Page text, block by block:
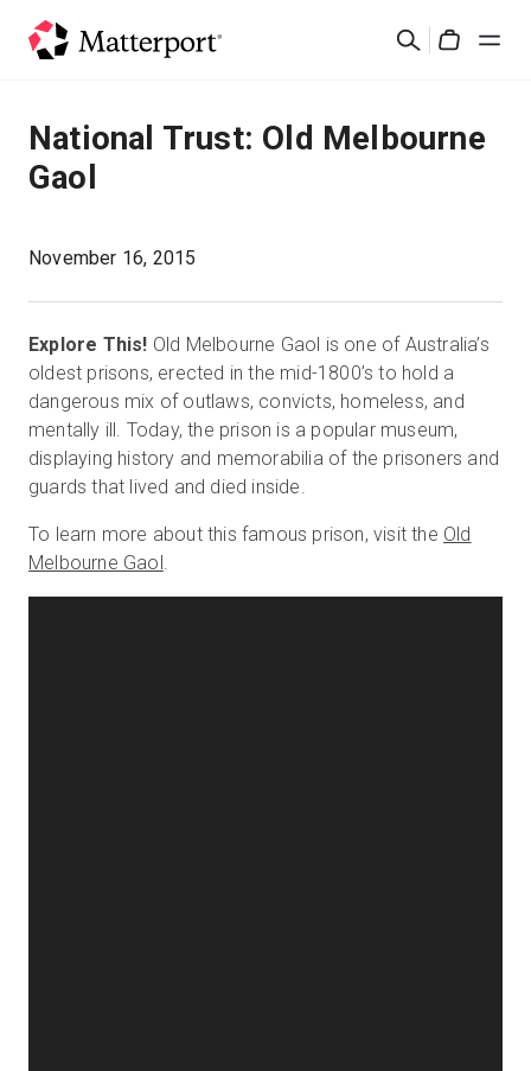
Cerca
Soluzioni
Prodotti
Prezzi
Scopri le novità
Contattaci
Accedi
National Trust: Old Melbourne
Gaol
November 16, 2015
Explore This! Old Melbourne Gaol is one of Australia’s
oldest prisons, erected in the mid-1800’s to hold a
dangerous mix of outlaws, convicts, homeless, and
mentally ill. Today, the prison is a popular museum,
displaying history and memorabilia of the prisoners and
guards that lived and died inside.
To learn more about this famous prison, visit the Old
Melbourne Gaol.